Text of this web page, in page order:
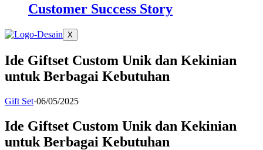
Customer Success Story
X
Ide Giftset Custom Unik dan Kekinian
untuk Berbagai Kebutuhan
Gift Set·06/05/2025
Ide Giftset Custom Unik dan Kekinian
untuk Berbagai Kebutuhan